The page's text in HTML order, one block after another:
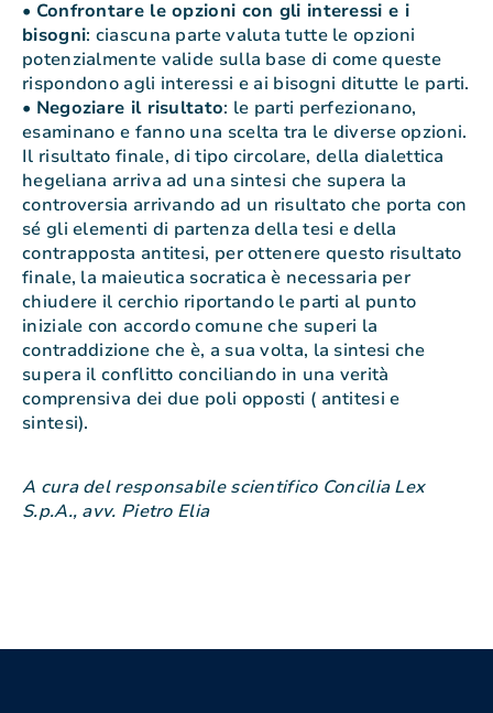
• Confrontare le opzioni con gli interessi e i
bisogni: ciascuna parte valuta tutte le opzioni
potenzialmente valide sulla base di come queste
rispondono agli interessi e ai bisogni ditutte le parti.
• Negoziare il risultato: le parti perfezionano,
esaminano e fanno una scelta tra le diverse opzioni.
Il risultato finale, di tipo circolare, della dialettica
hegeliana arriva ad una sintesi che supera la
controversia arrivando ad un risultato che porta con
sé gli elementi di partenza della tesi e della
contrapposta antitesi, per ottenere questo risultato
finale, la maieutica socratica è necessaria per
chiudere il cerchio riportando le parti al punto
iniziale con accordo comune che superi la
contraddizione che è, a sua volta, la sintesi che
supera il conflitto conciliando in una verità
comprensiva dei due poli opposti ( antitesi e
sintesi).
A cura del responsabile scientifico Concilia Lex
S.p.A., avv. Pietro Elia